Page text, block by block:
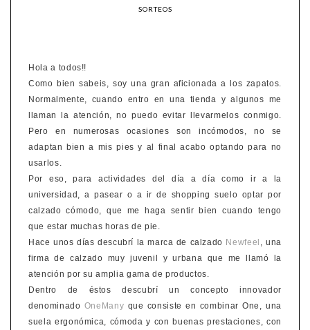
SORTEOS
Hola a todos!!
Como bien sabeis, soy una gran aficionada a los zapatos.
Normalmente, cuando entro en una tienda y algunos me
llaman la atención, no puedo evitar llevarmelos conmigo.
Pero en numerosas ocasiones son incómodos, no se
adaptan bien a mis pies y al final acabo optando para no
usarlos.
Por eso, para actividades del día a día como ir a la
universidad, a pasear o a ir de shopping suelo optar por
calzado cómodo, que me haga sentir bien cuando tengo
que estar muchas horas de pie.
Hace unos días descubrí la marca de calzado Newfeel , una
firma de calzado muy juvenil y urbana que me llamó la
atención por su amplia gama de productos.
Dentro de éstos descubrí un concepto innovador
denominado OneMany que consiste en combinar One, una
suela ergonómica, cómoda y con buenas prestaciones, con